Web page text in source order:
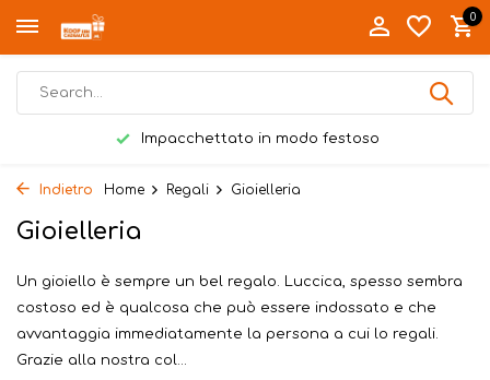
0
Impacchettato in modo festoso
Indietro Home Regali Gioielleria
Gioielleria
Un gioiello è sempre un bel regalo. Luccica, spesso sembra
costoso ed è qualcosa che può essere indossato e che
avvantaggia immediatamente la persona a cui lo regali.
Grazie alla nostra col...